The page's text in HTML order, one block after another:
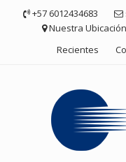
contenido
+57 6012434683
Nuestra Ubicación
Recientes